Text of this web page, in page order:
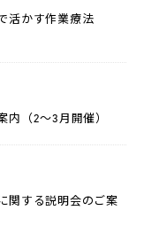
活かす作業療法
内（2～3月開催）
関する説明会のご案